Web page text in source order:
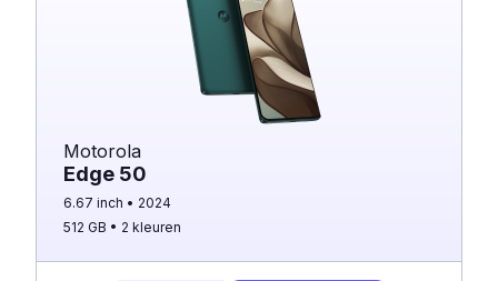
Motorola
Edge 50
6.67 inch
2024
512 GB
2 kleuren